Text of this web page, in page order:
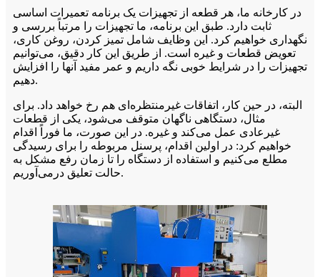
در کارخانه ما، هر قطعه از تجهیزات یک برنامه تعمیرات اساسی
ثابت دارد. طبق این برنامه، ما تجهیزات را مرتباً بررسی و
نگهداری خواهیم کرد. این وظایف شامل تمیز کردن، روغن کاری،
تعویض قطعات و غیره است. از طریق این کار دقیق، می‌توانیم
تجهیزات را در شرایط خوبی نگه داریم و عمر مفید آنها را افزایش
دهیم.
البته، در حین کار، اتفاقات غیرمنتظره‌ای هم رخ خواهد داد. برای
مثال، دستگاهی ناگهان متوقف می‌شود، یکی از قطعات
غیرعادی عمل می‌کند و غیره. در این صورت، ما فوراً اقدام
خواهیم کرد: در اولین اقدام، پرسنل مربوطه را برای رسیدگی
مطلع می‌کنیم و استفاده از دستگاه را تا زمان رفع مشکل به
حالت تعلیق درمی‌آوریم.